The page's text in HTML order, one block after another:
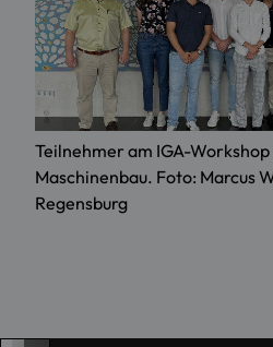
Teilnehmer am IGA-
Maschinenbau. Foto: Marcus
Regensburg